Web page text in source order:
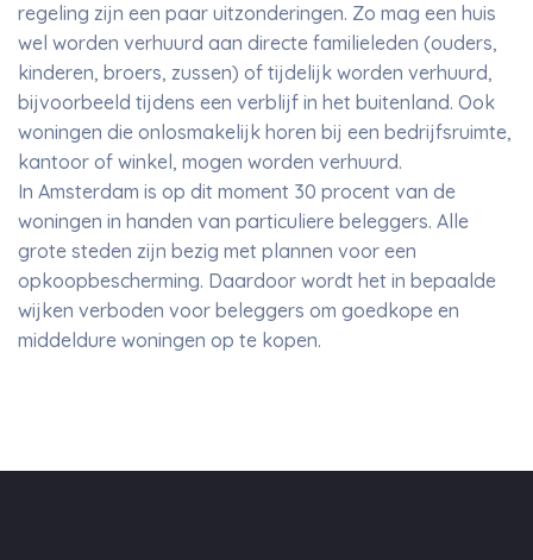
regeling zijn een paar uitzonderingen. Zo mag een huis
wel worden verhuurd aan directe familieleden (ouders,
kinderen, broers, zussen) of tijdelijk worden verhuurd,
bijvoorbeeld tijdens een verblijf in het buitenland. Ook
woningen die onlosmakelijk horen bij een bedrijfsruimte,
kantoor of winkel, mogen worden verhuurd.
In Amsterdam is op dit moment 30 procent van de
woningen in handen van particuliere beleggers. Alle
grote steden zijn bezig met plannen voor een
opkoopbescherming. Daardoor wordt het in bepaalde
wijken verboden voor beleggers om goedkope en
middeldure woningen op te kopen.